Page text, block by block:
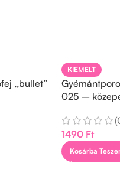
,,bullet”
KIEMELT
025 –
1490 Ft
Kosárba